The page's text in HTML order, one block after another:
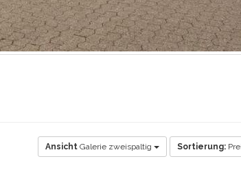
Ansicht Galerie zweispaltig Sortierung: